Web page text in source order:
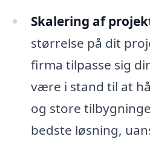
Skalering af
størrelse på dit
firma tilpasse sig
være i stand til at
og store
bedste løsning,